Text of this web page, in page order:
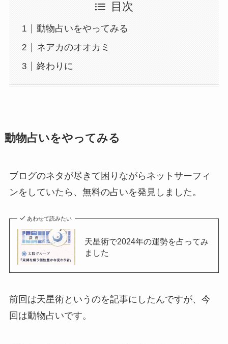
目次
動物占いをやってみる
ネアカのオオカミ
終わりに
動物占いをやってみる
ブログのネタが尽きて困りながらネットサーフィ
ンをしていたら、無料の占いを発見しました。
あわせて読みたい
天星術で2024年の運勢を占ってみ
ました
前回は天星術というのを記事にしたんですが、今
回は動物占いです。